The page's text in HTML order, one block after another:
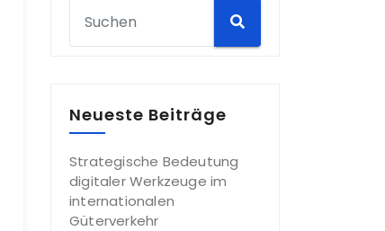
Neueste Beiträge
Strategische Bedeutung
digitaler Werkzeuge im
internationalen
Güterverkehr